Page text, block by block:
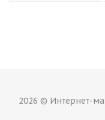
2026 © Интернет-